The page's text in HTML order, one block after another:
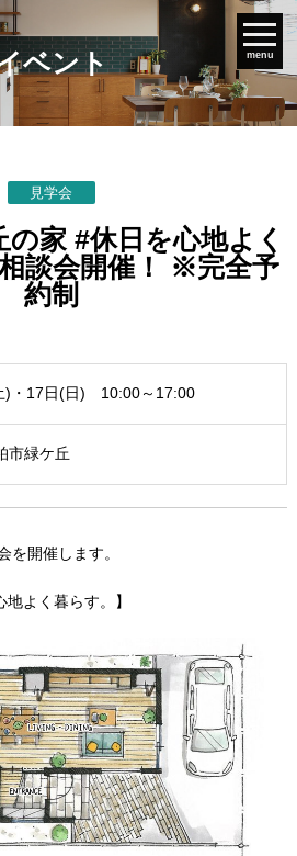
menu
ベント
見学会
の家 #休日を心地よく
談会開催！ ※完全予
約制
)・17日(日) 10:00～17:00
市緑ケ丘
を開催します。
よく暮らす。】